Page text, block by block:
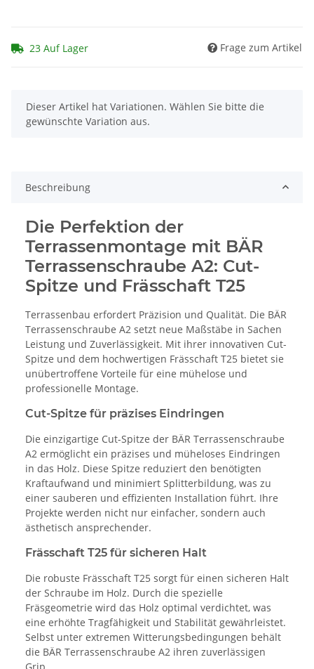
23 Auf Lager Frage zum Artikel
x
Dieser Artikel hat Variationen. Wählen Sie bitte die
gewünschte Variation aus.
Beschreibung
Die Perfektion der
Terrassenmontage mit BÄR
Terrassenschraube A2: Cut-
Spitze und Frässchaft T25
Terrassenbau erfordert Präzision und Qualität. Die BÄR
Terrassenschraube A2 setzt neue Maßstäbe in Sachen
Leistung und Zuverlässigkeit. Mit ihrer innovativen Cut-
Spitze und dem hochwertigen Frässchaft T25 bietet sie
unübertroffene Vorteile für eine mühelose und
professionelle Montage.
Cut-Spitze für präzises Eindringen
Die einzigartige Cut-Spitze der BÄR Terrassenschraube
A2 ermöglicht ein präzises und müheloses Eindringen
in das Holz. Diese Spitze reduziert den benötigten
Kraftaufwand und minimiert Splitterbildung, was zu
einer sauberen und effizienten Installation führt. Ihre
Projekte werden nicht nur einfacher, sondern auch
ästhetisch ansprechender.
Frässchaft T25 für sicheren Halt
Die robuste Frässchaft T25 sorgt für einen sicheren Halt
der Schraube im Holz. Durch die spezielle
Fräsgeometrie wird das Holz optimal verdichtet, was
eine erhöhte Tragfähigkeit und Stabilität gewährleistet.
Selbst unter extremen Witterungsbedingungen behält
die BÄR Terrassenschraube A2 ihren zuverlässigen